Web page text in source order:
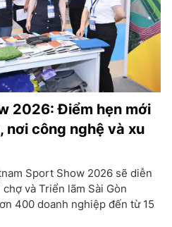
2026: Điểm hẹn mới
nơi công nghệ và xu
Sport Show 2026 sẽ diễn
và Triển lãm Sài Gòn
400 doanh nghiệp đến từ 15